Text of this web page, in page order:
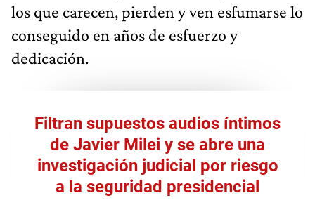
los que carecen, pierden y ven esfumarse lo
conseguido en años de esfuerzo y
dedicación.
Filtran supuestos audios íntimos
de Javier Milei y se abre una
investigación judicial por riesgo
a la seguridad presidencial